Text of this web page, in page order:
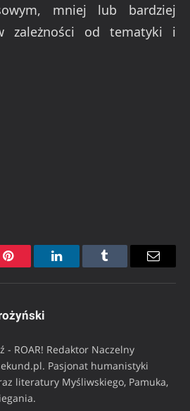
mniej lub bardziej
zależności od tematyki i
Pinterest LinkedInTumblr Email
- ROAR! Redaktor Naczelny
Pasjonat humanistyki
literatury Myśliwskiego, Pamuka,